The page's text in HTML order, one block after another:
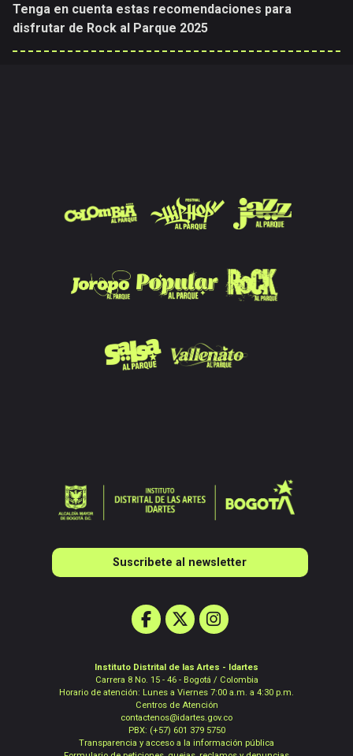
Tenga en cuenta estas recomendaciones para
disfrutar de Rock al Parque 2025
Instituto Distrital de las Artes - Idartes
Carrera 8 No. 15 - 46 - Bogotá / Colombia
Horario de atención: Lunes a Viernes 7:00 a.m. a 4:30 p.m.
Centros de Atención
contactenos@idartes.gov.co
PBX: (+57) 601 379 5750
Transparencia y acceso a la información pública
Suscribete al newsletter